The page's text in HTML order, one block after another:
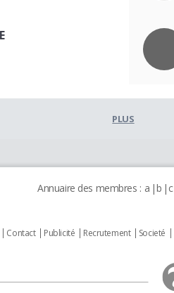
PLUS
Annuaire des membres : a b c
Contact Publicité Recrutement Societé